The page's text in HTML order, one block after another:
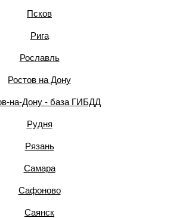
Псков
Рига
Рославль
Ростов на Дону
на-Дону - база ГИБДД
Рудня
Рязань
Самара
Сафоново
Саянск